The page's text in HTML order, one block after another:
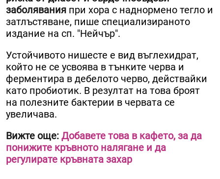
заболявания при хора с наднормено тегло и
затлъстяване, пише специализираното
издание на сп. "Нейчър".
Устойчивото нишесте е вид въглехидрат,
който не се усвоява в тънките черва и
ферментира в дебелото черво, действайки
като пробиотик. В резултат на това броят
на полезните бактерии в червата се
увеличава.
Вижте още: Добавете това в кафето, за да
понижите кръвното налягане и да
регулирате кръвната захар